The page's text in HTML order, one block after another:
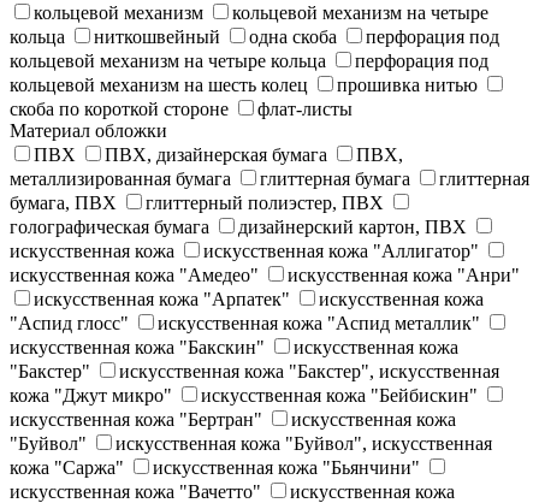
кольцевой механизм
кольцевой механизм на четыре
кольца
ниткошвейный одна скоба
перфорация под
кольцевой механизм на четыре кольца
перфорация под
кольцевой механизм на шесть колец
прошивка нитью
скоба по короткой стороне
флат-листы
Материал обложки
ПВХ
ПВХ, дизайнерская бумага
ПВХ,
металлизированная бумага
глиттерная бумага
глиттерная
бумага, ПВХ
глиттерный полиэстер, ПВХ
голографическая бумага
дизайнерский картон, ПВХ
искусственная кожа
искусственная кожа "Аллигатор"
искусственная кожа "Амедео"
искусственная кожа "Анри"
искусственная кожа "Арпатек"
искусственная кожа
"Аспид глосс"
искусственная кожа "Аспид металлик"
искусственная кожа "Бакскин"
искусственная кожа
"Бакстер"
искусственная кожа "Бакстер", искусственная
кожа "Джут микро"
искусственная кожа "Бейбискин"
искусственная кожа "Бертран"
искусственная кожа
"Буйвол"
искусственная кожа "Буйвол", искусственная
кожа "Саржа"
искусственная кожа "Бьянчини"
искусственная кожа "Вачетто"
искусственная кожа